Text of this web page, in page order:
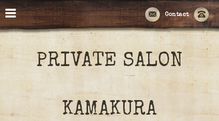
Contact
PRIVATE SALON
KAMAKURA